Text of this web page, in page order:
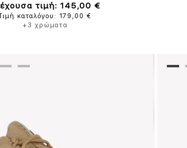
τιμή: 145,00 €
καταλόγου: 179,00 €
+3 χρώματα